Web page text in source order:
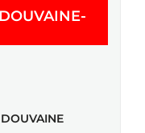
fenêtre)
DOUVAINE